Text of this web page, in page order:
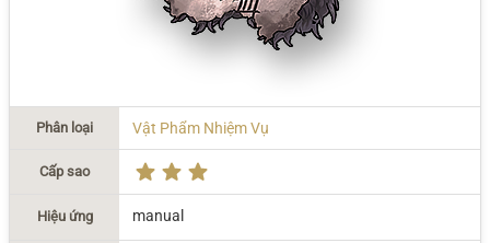
Phân loại Vật Phẩm Nhiệm Vụ
Cấp sao
Hiệu ứng manual